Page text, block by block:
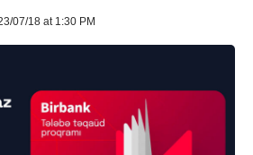
07/18 at 1:30 PM